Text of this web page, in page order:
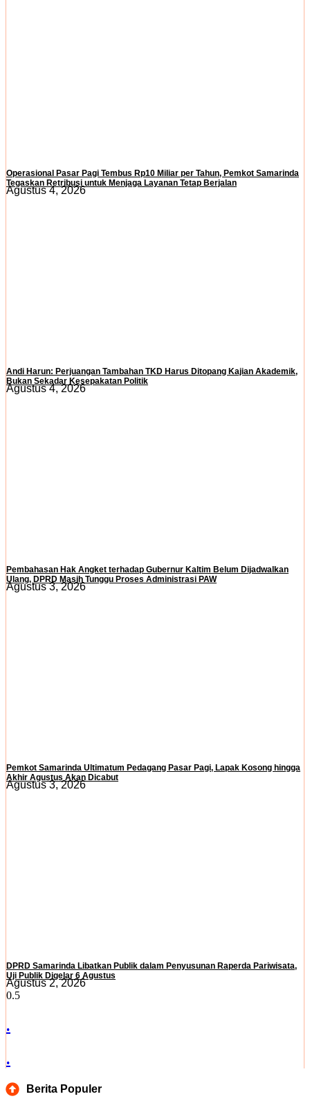
Operasional Pasar Pagi Tembus Rp10 Miliar per Tahun, Pemkot Samarinda
Tegaskan Retribusi untuk Menjaga Layanan Tetap Berjalan
Agustus 4, 2026
Andi Harun: Perjuangan Tambahan TKD Harus Ditopang Kajian Akademik,
Bukan Sekadar Kesepakatan Politik
Agustus 4, 2026
Pembahasan Hak Angket terhadap Gubernur Kaltim Belum Dijadwalkan
Ulang, DPRD Masih Tunggu Proses Administrasi PAW
Agustus 3, 2026
Pemkot Samarinda Ultimatum Pedagang Pasar Pagi, Lapak Kosong hingga
Akhir Agustus Akan Dicabut
Agustus 3, 2026
DPRD Samarinda Libatkan Publik dalam Penyusunan Raperda Pariwisata,
Uji Publik Digelar 6 Agustus
Agustus 2, 2026
.
.
Berita Populer